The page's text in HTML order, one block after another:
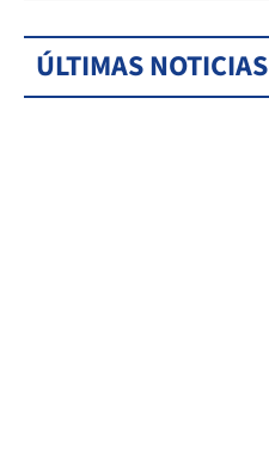
ÚLTIMAS NOTICIAS